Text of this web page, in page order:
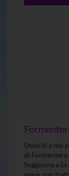
Unisciti a noi
di
Soggiorna a
mare, con